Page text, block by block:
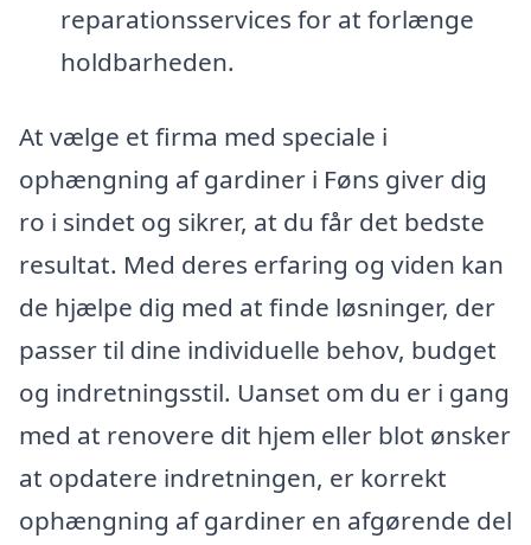
reparationsservices for at forlænge
holdbarheden.
At vælge et firma med speciale i
ophængning af gardiner i Føns giver dig
ro i sindet og sikrer, at du får det bedste
resultat. Med deres erfaring og viden kan
de hjælpe dig med at finde løsninger, der
passer til dine individuelle behov, budget
og indretningsstil. Uanset om du er i gang
med at renovere dit hjem eller blot ønsker
at opdatere indretningen, er korrekt
ophængning af gardiner en afgørende del